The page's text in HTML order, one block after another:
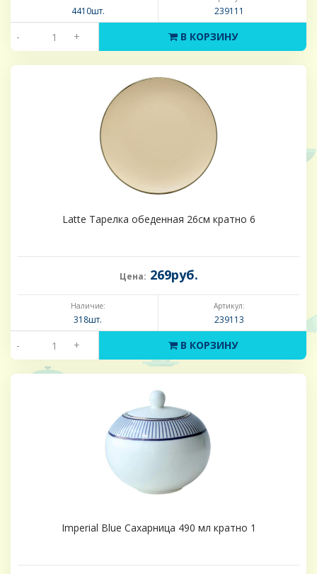
4410шт. 239111
- + В КОРЗИНУ
Latte Тарелка обеденная 26см кратно 6
Цена: 269руб.
Наличие:
318шт.
Артикул:
239113
- + В КОРЗИНУ
Imperial Blue Сахарница 490 мл кратно 1